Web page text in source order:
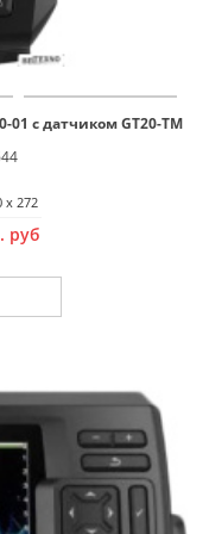
01 с датчиком GT20-TM
x 272
руб